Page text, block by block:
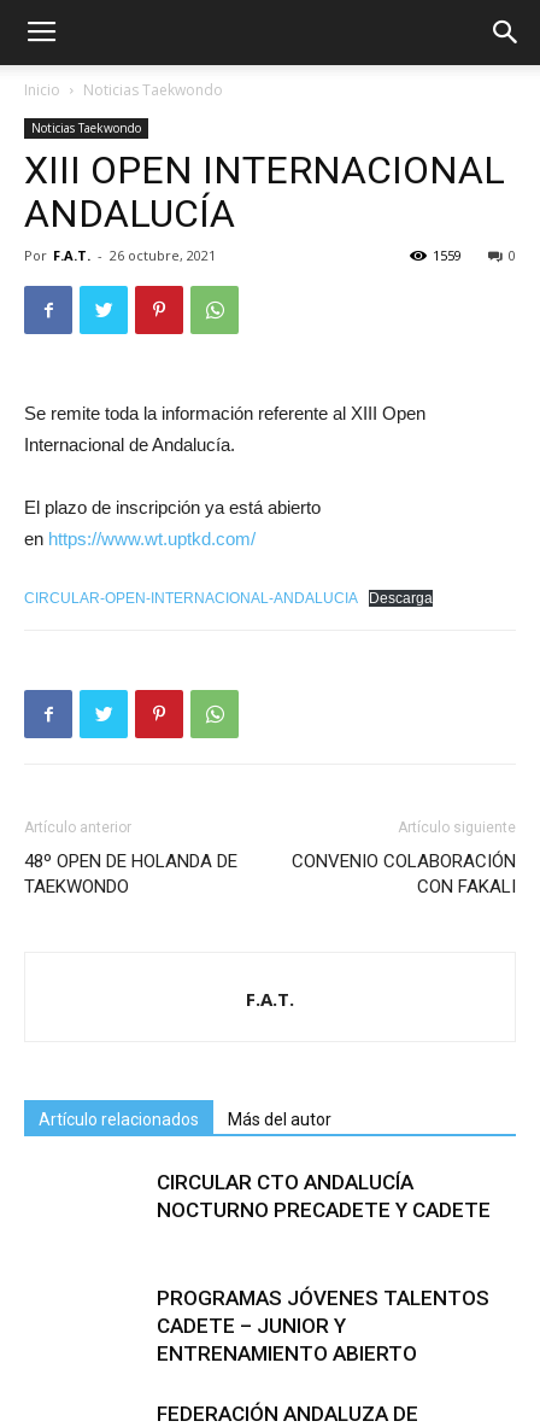
Inicio Noticias Taekwondo
Noticias Taekwondo
XIII OPEN INTERNACIONAL
ANDALUCÍA
Por F.A.T. - 26 octubre, 2021 0
1559
Se remite toda la información referente al XIII Open
Internacional de Andalucía.
El plazo de inscripción ya está abierto
en https://www.wt.uptkd.com/
CIRCULAR-OPEN-INTERNACIONAL-ANDALUCIA Descarga
Artículo anterior
48º OPEN DE HOLANDA DE
TAEKWONDO
Artículo siguiente
CONVENIO COLABORACIÓN
CON FAKALI
F.A.T.
Artículo relacionados Más del autor
CIRCULAR CTO ANDALUCÍA
NOCTURNO PRECADETE Y CADETE
PROGRAMAS JÓVENES TALENTOS
CADETE – JUNIOR Y
ENTRENAMIENTO ABIERTO
FEDERACIÓN ANDALUZA DE